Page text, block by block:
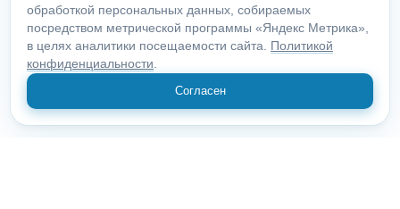
обработкой персональных данных, собираемых
посредством метрической программы «Яндекс Метрика»,
в целях аналитики посещаемости сайта. Политикой
конфиденциальности.
Согласен